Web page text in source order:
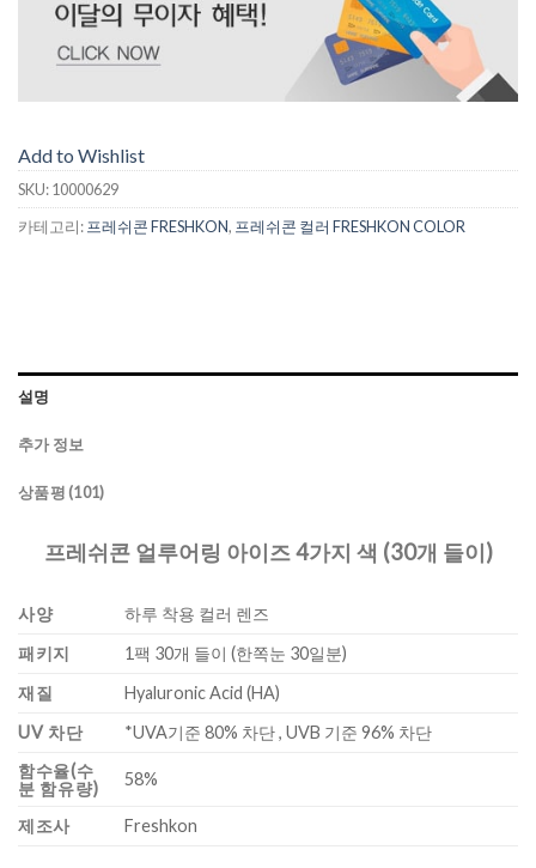
Add to Wishlist
SKU:10000629
카테고리: 프레쉬콘 FRESHKON, 프레쉬콘 컬러 FRESHKON COLOR
설명
추가 정보
상품평 (101)
프레쉬콘 얼루어링 아이즈 4가지 색 (30개 들이)
사양
하루 착용 컬러 렌즈
패키지
1팩 30개 들이 (한쪽눈 30일분)
재질
Hyaluronic Acid (HA)
UV 차단
*UVA기준 80% 차단 , UVB 기준 96% 차단
함수율(수
분 함유량)
58%
제조사 Freshkon